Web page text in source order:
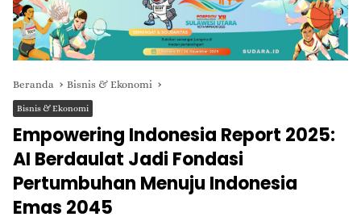
Beranda Bisnis & Ekonomi
Bisnis & Ekonomi
Empowering Indonesia Report 2025:
AI Berdaulat Jadi Fondasi
Pertumbuhan Menuju Indonesia
Emas 2045